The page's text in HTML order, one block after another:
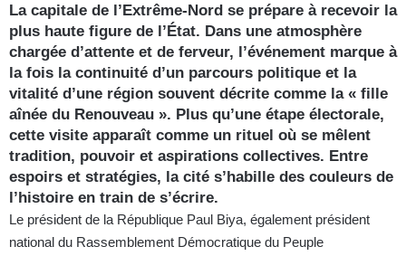
La capitale de l’Extrême-Nord se prépare à recevoir la
plus haute figure de l’État. Dans une atmosphère
chargée d’attente et de ferveur, l’événement marque à
la fois la continuité d’un parcours politique et la
vitalité d’une région souvent décrite comme la « fille
aînée du Renouveau ». Plus qu’une étape électorale,
cette visite apparaît comme un rituel où se mêlent
tradition, pouvoir et aspirations collectives. Entre
espoirs et stratégies, la cité s’habille des couleurs de
l’histoire en train de s’écrire.
Le président de la République Paul Biya, également président
national du Rassemblement Démocratique du Peuple